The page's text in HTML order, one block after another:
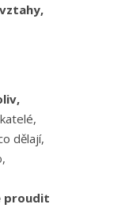
dělají,
proudit